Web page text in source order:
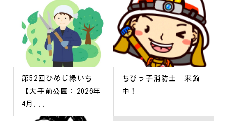
第52回ひめじ緑いち
【大手前公園：2026年
4月...
ちびっ子消防士 来館
中！